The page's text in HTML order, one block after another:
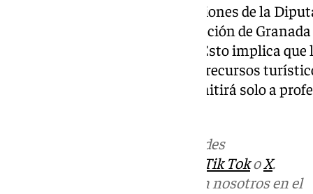
Además, habrá otras presentaciones de la
salas de Andalucía. La participación de
marcado carácter profesional. Esto implica
municipios de la provincia, sus recursos
miércoles a viernes, la feria admitirá solo a
en las redes
Tik TokoX.
Puedes ponerte en contacto con nosotros en el